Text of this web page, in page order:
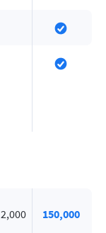
2,000 150,000